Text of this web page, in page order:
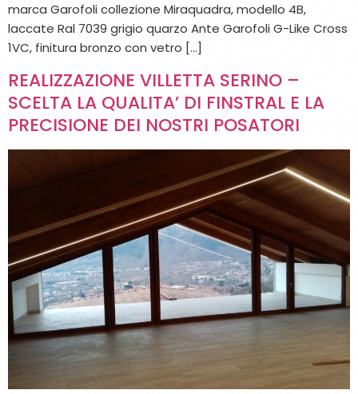
marca Garofoli collezione Miraquadra, modello 4B,
laccate Ral 7039 grigio quarzo Ante Garofoli G-Like Cross
1VC, finitura bronzo con vetro […]
REALIZZAZIONE VILLETTA SERINO –
SCELTA LA QUALITA’ DI FINSTRAL E LA
PRECISIONE DEI NOSTRI POSATORI